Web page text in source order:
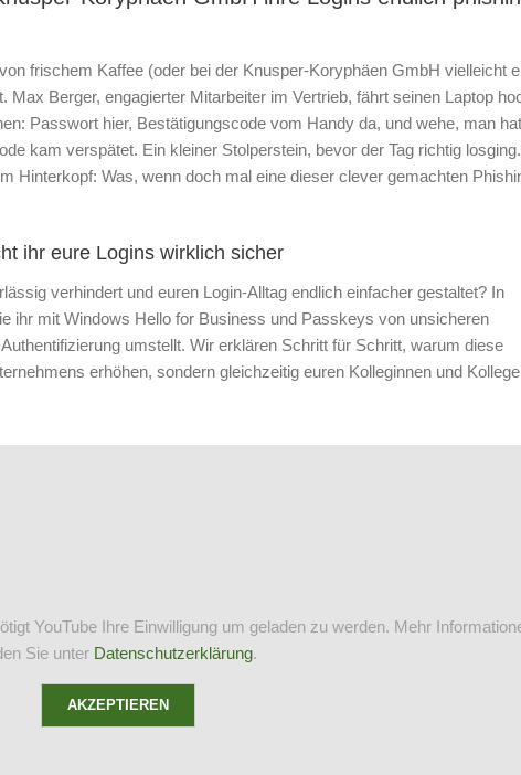
frischem Kaffee (oder bei der Knusper-Koryphäen GmbH vielleicht
Berger, engagierter Mitarbeiter im Vertrieb, fährt seinen Laptop
Passwort hier, Bestätigungscode vom Handy da, und wehe, man
kam verspätet. Ein kleiner Stolperstein, bevor der Tag richtig
Hinterkopf: Was, wenn doch mal eine dieser clever gemachten
ihr eure Logins wirklich sicher
verhindert und euren Login-Alltag endlich einfacher gestaltet? In
ihr mit Windows Hello for Business und Passkeys von unsicheren
umstellt. Wir erklären Schritt für Schritt, warum diese
erhöhen, sondern gleichzeitig euren Kolleginnen und
YouTube Ihre Einwilligung um geladen zu werden. Mehr
Sie unter Datenschutzerklärung.
AKZEPTIEREN